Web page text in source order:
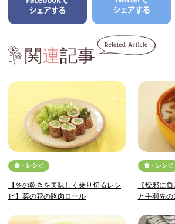
関連記事
食・レシピ
【冬の乾きを美味しく乗り切るレシ
ピ】菜の花の豚肉ロール
食・レシピ
【燥邪に
と手羽先